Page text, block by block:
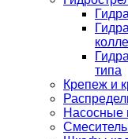
типа
Крепеж и
Насосные